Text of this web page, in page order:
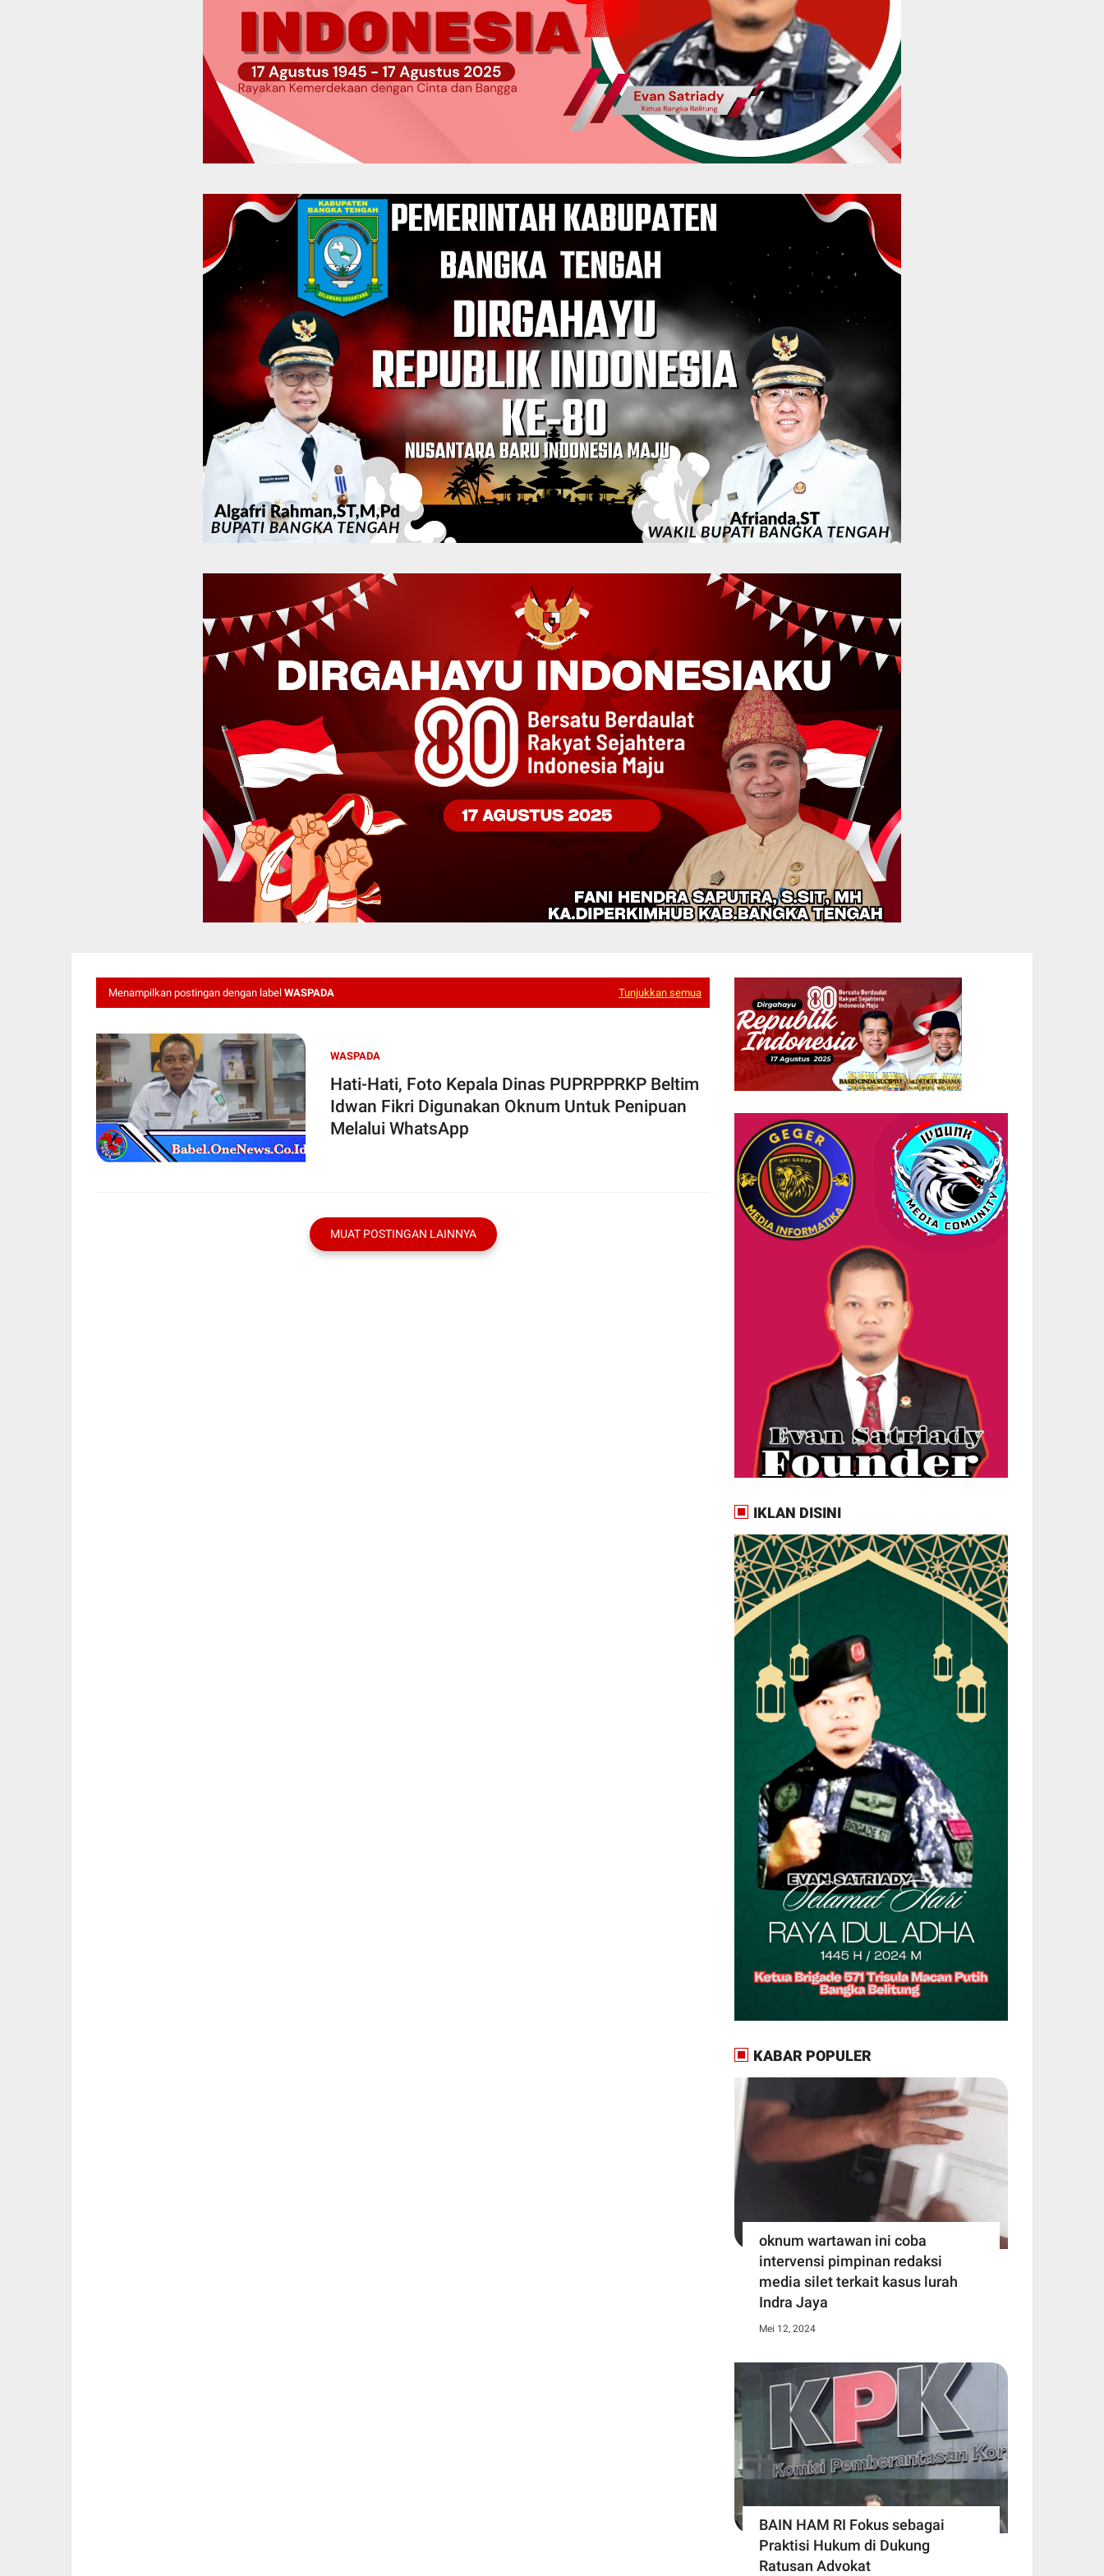
Menampilkan postingan dengan label WASPADA Tunjukkan semua
WASPADA
Hati-Hati, Foto Kepala Dinas PUPRPPRKP Beltim
Idwan Fikri Digunakan Oknum Untuk Penipuan
Melalui WhatsApp
MUAT POSTINGAN LAINNYA
IKLAN DISINI
KABAR POPULER
oknum wartawan ini coba
intervensi pimpinan redaksi
media silet terkait kasus lurah
Indra Jaya
Mei 12, 2024
BAIN HAM RI Fokus sebagai
Praktisi Hukum di Dukung
Ratusan Advokat